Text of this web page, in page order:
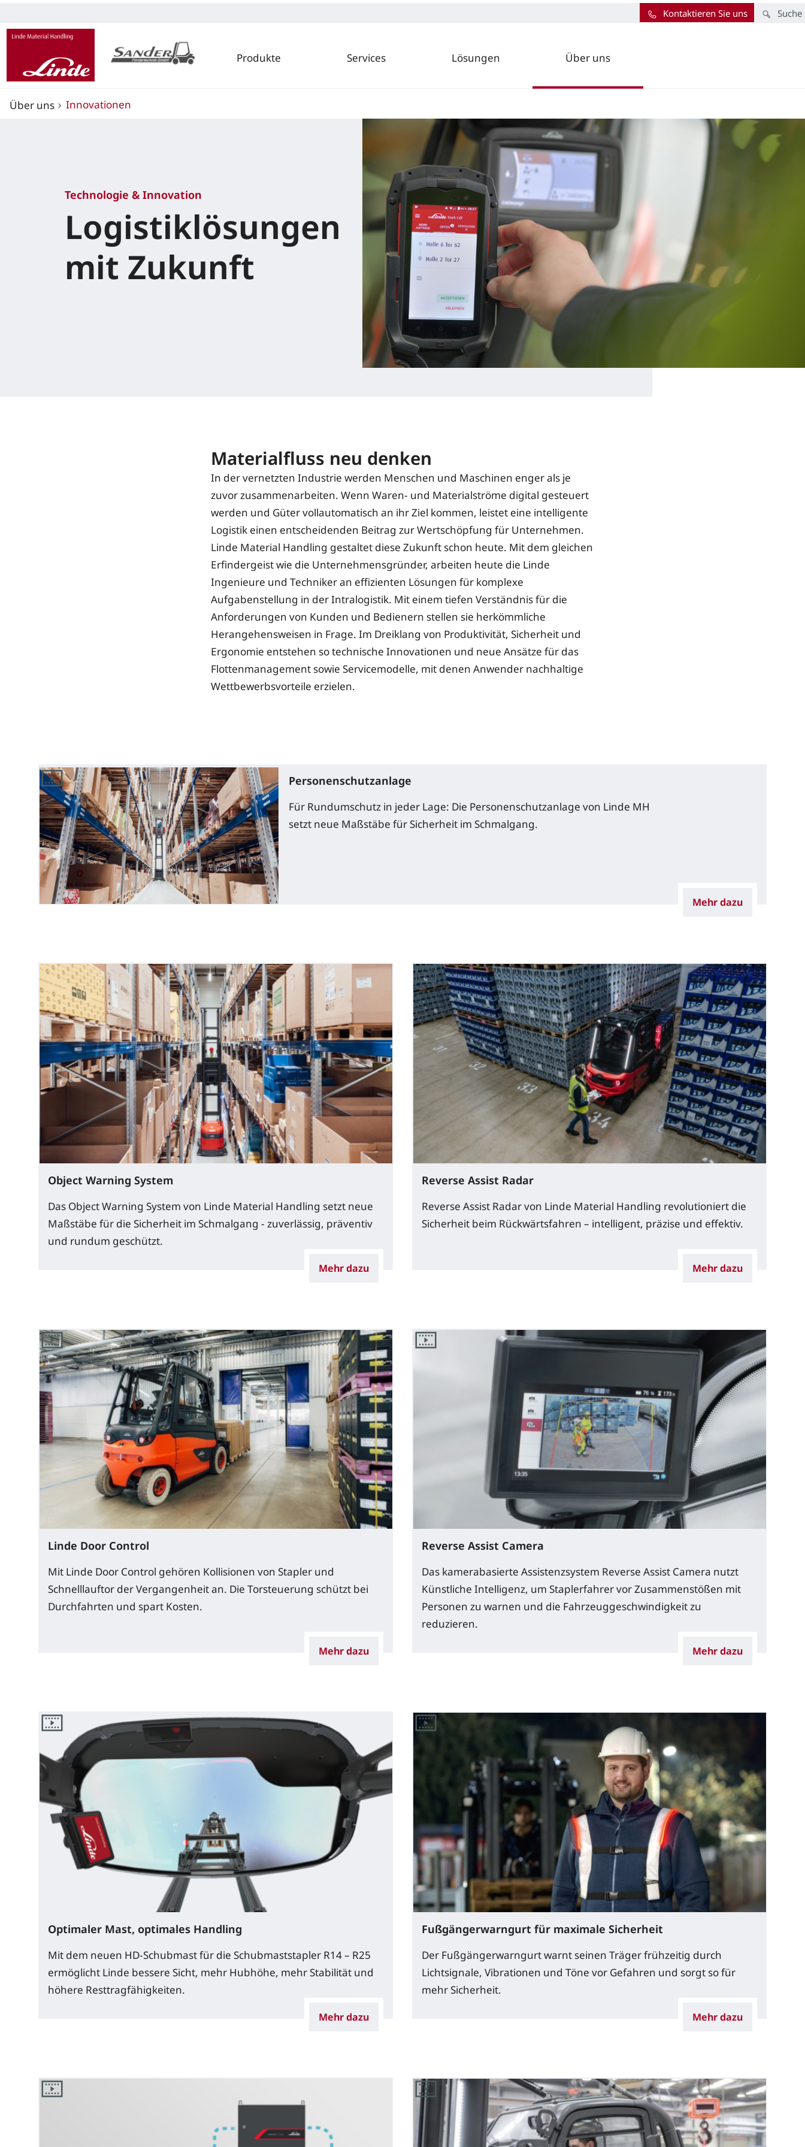
Produkte Services Lösungen Über uns
Suche
Kontaktieren Sie uns
Über uns Innovationen
Technologie & Innovation
Logistiklösungen
mit Zukunft
Materialfluss neu denken
In der vernetzten Industrie werden Menschen und Maschinen enger als je
zuvor zusammenarbeiten. Wenn Waren- und Materialströme digital gesteuert
werden und Güter vollautomatisch an ihr Ziel kommen, leistet eine intelligente
Logistik einen entscheidenden Beitrag zur Wertschöpfung für Unternehmen.
Linde Material Handling gestaltet diese Zukunft schon heute. Mit dem gleichen
Erfindergeist wie die Unternehmensgründer, arbeiten heute die Linde
Ingenieure und Techniker an effizienten Lösungen für komplexe
Aufgabenstellung in der Intralogistik. Mit einem tiefen Verständnis für die
Anforderungen von Kunden und Bedienern stellen sie herkömmliche
Herangehensweisen in Frage. Im Dreiklang von Produktivität, Sicherheit und
Ergonomie entstehen so technische Innovationen und neue Ansätze für das
Flottenmanagement sowie Servicemodelle, mit denen Anwender nachhaltige
Wettbewerbsvorteile erzielen.
Personenschutzanlage
Für Rundumschutz in jeder Lage: Die Personenschutzanlage von Linde MH
setzt neue Maßstäbe für Sicherheit im Schmalgang.
Mehr dazu
Object Warning System
Das Object Warning System von Linde Material Handling setzt neue
Maßstäbe für die Sicherheit im Schmalgang - zuverlässig, präventiv
und rundum geschützt.
Mehr dazu
Reverse Assist Radar
Reverse Assist Radar von Linde Material Handling revolutioniert die
Sicherheit beim Rückwärtsfahren – intelligent, präzise und effektiv.
Mehr dazu
Linde Door Control
Mit Linde Door Control gehören Kollisionen von Stapler und
Schnelllauftor der Vergangenheit an. Die Torsteuerung schützt bei
Durchfahrten und spart Kosten.
Mehr dazu
Reverse Assist Camera
Das kamerabasierte Assistenzsystem Reverse Assist Camera nutzt
Künstliche Intelligenz, um Staplerfahrer vor Zusammenstößen mit
Personen zu warnen und die Fahrzeuggeschwindigkeit zu
reduzieren.
Mehr dazu
Optimaler Mast, optimales Handling
Mit dem neuen HD-Schubmast für die Schubmaststapler R14 – R25
ermöglicht Linde bessere Sicht, mehr Hubhöhe, mehr Stabilität und
höhere Resttragfähigkeiten.
Mehr dazu
Fußgängerwarngurt für maximale Sicherheit
Der Fußgängerwarngurt warnt seinen Träger frühzeitig durch
Lichtsignale, Vibrationen und Töne vor Gefahren und sorgt so für
mehr Sicherheit.
Mehr dazu